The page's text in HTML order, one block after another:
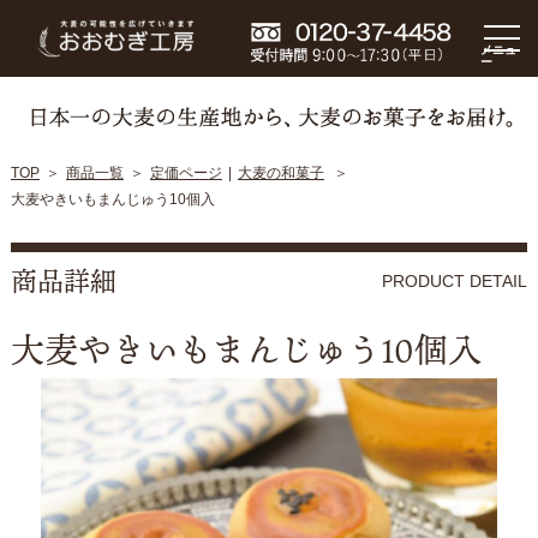
メニュ
ー
TOP 商品一覧 定価ページ
大麦の和菓子
大麦やきいもまんじゅう10個入
商品詳細 PRODUCT DETAIL
大麦やきいもまんじゅう10個入